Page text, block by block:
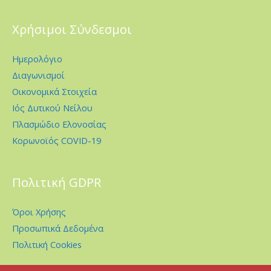
Χρήσιμοι Σύνδεσμοι
Ημερολόγιο
Διαγωνισμοί
Οικονομικά Στοιχεία
Ιός Δυτικού Νείλου
Πλασμώδιο Ελονοσίας
Κορωνοϊός COVID-19
Πολιτική GDPR
Όροι Χρήσης
Προσωπικά Δεδομένα
Πολιτική Cookies